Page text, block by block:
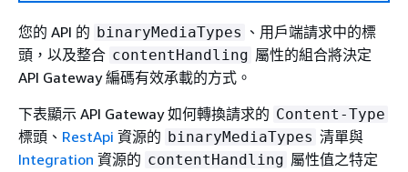
您的 API 的 binaryMediaTypes 、用戶端請求中的標
頭，以及整合 contentHandling 屬性的組合將決定
API Gateway 編碼有效承載的方式。
下表顯示 API Gateway 如何轉換請求的 Content-Type
標頭、 RestApi 資源的 binaryMediaTypes 清單與
Integration 資源的 contentHandling 屬性值之特定